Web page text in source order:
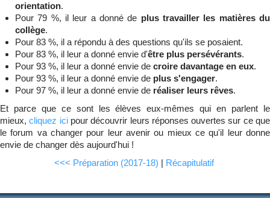
orientation.
Pour 79 %, il leur a donné de plus travailler les matières du
collège.
Pour 83 %, il a répondu à des questions qu'ils se posaient.
Pour 83 %, il leur a donné envie d'être plus persévérants.
Pour 93 %, il leur a donné envie de croire davantage en eux.
Pour 93 %, il leur a donné envie de plus s'engager.
Pour 97 %, il leur a donné envie de réaliser leurs rêves.
Et parce que ce sont les élèves eux-mêmes qui en parlent le
mieux,cliquez icipour découvrir leurs réponses ouvertes sur ce que
le forum va changer pour leur avenir ou mieux ce qu'il leur donne
envie de changer dès aujourd'hui !
<<< Préparation (2017-18) | Récapitulatif